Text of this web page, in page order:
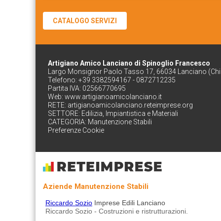
CATALOGO SERVIZI
Artigiano Amico Lanciano di Spinoglio Francesco
Largo Monsignor Paolo Tasso 17, 66034 Lanciano
Telefono: +39 3382594167 - 0872712235
Partita IVA: 02566770695
Web: www.artigianoamicolanciano.it
RETE: artigianoamicolanciano.reteimprese.org
SETTORE: Edilizia, Impiantistica e Materiali
CATEGORIA: Manutenzione Stabili
Preferenze Cookie
Aziende Manutenzione Stabili
Riccardo Sozio Imprese Edili Lanciano
Riccardo Sozio - Costruzioni e ristrutturazioni.